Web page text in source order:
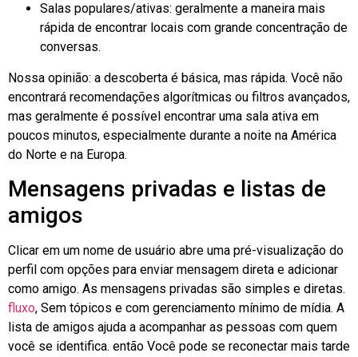
Salas populares/ativas: geralmente a maneira mais
rápida de encontrar locais com grande concentração de
conversas.
Nossa opinião: a descoberta é básica, mas rápida. Você não
encontrará recomendações algorítmicas ou filtros avançados,
mas geralmente é possível encontrar uma sala ativa em
poucos minutos, especialmente durante a noite na América
do Norte e na Europa.
Mensagens privadas e listas de
amigos
Clicar em um nome de usuário abre uma pré-visualização do
perfil com opções para enviar mensagem direta e adicionar
como amigo. As mensagens privadas são simples e diretas.
fluxo, Sem tópicos e com gerenciamento mínimo de mídia. A
lista de amigos ajuda a acompanhar as pessoas com quem
você se identifica. então Você pode se reconectar mais tarde